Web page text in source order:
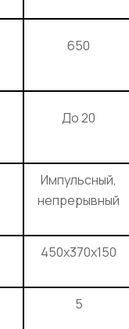
650
До 20
Импульсный,
непрерывный
450x370x150
5